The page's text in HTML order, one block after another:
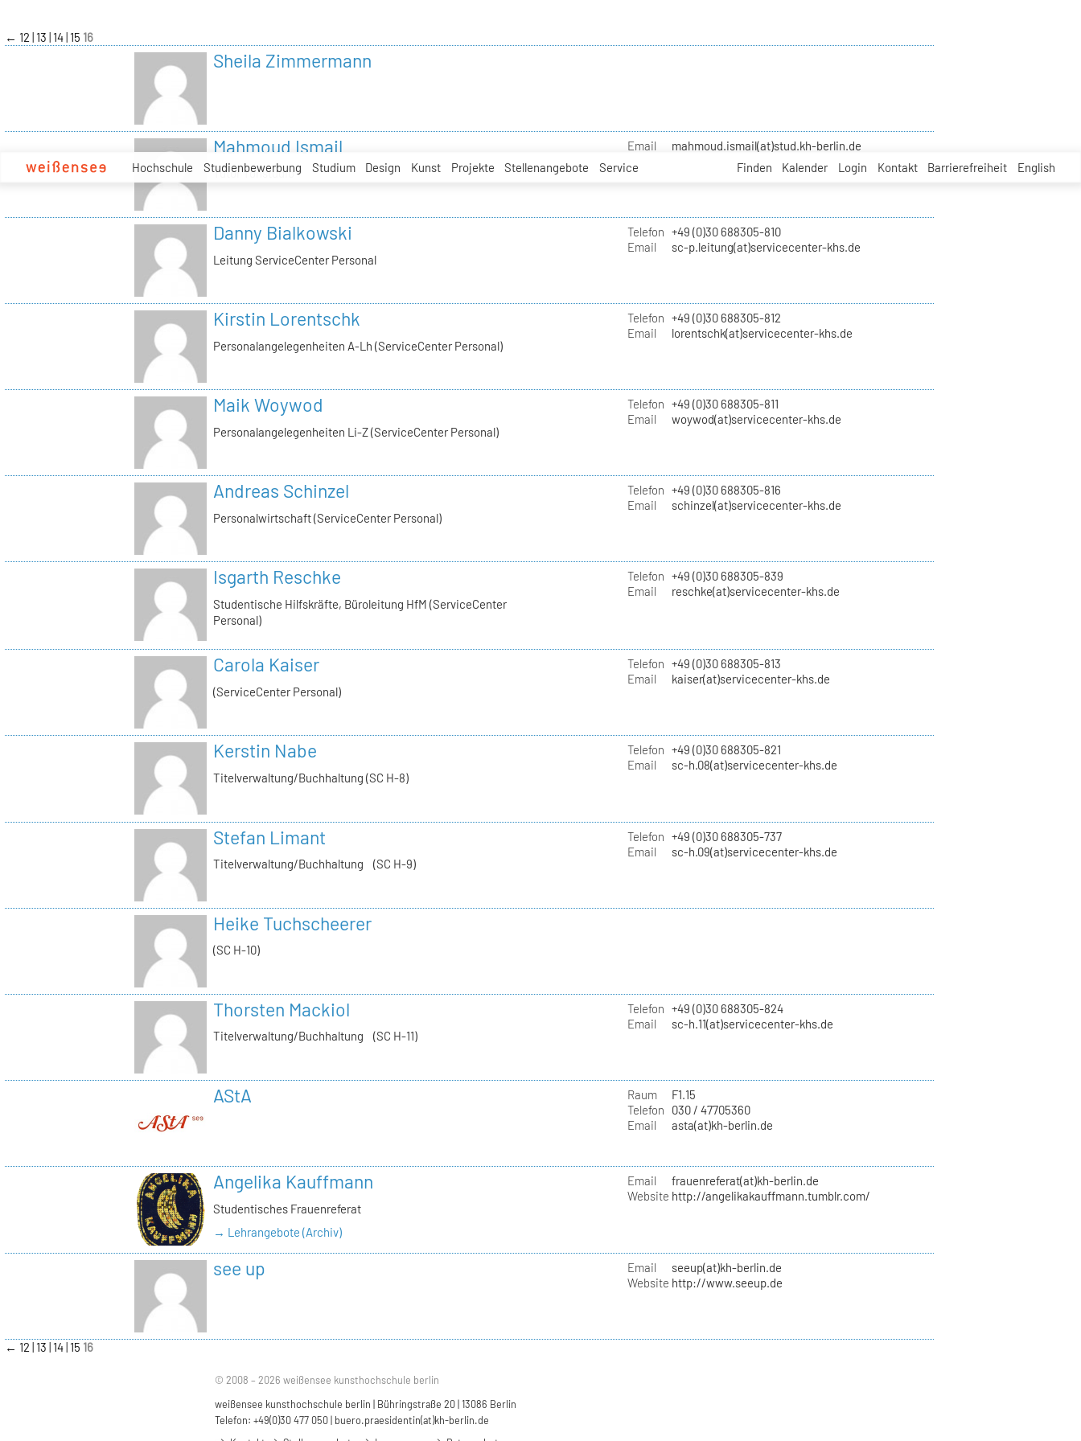
Hochschule Studienbewerbung Studium Design Kunst Projekte Stellenangebote Service Finden Kalender Login Kontakt Barrierefreiheit English
← 12 13 14 15 16
Sheila Zimmermann
Mahmoud Ismail
Tutor Tonstudio
Email mahmoud.ismail(at)stud.kh-berlin.de
Danny Bialkowski
Leitung ServiceCenter Personal
Telefon +49 (0)30 688305-810
Email
sc-p.leitung(at)servicecenter-khs.de
Kirstin Lorentschk
Personalangelegenheiten A-Lh (ServiceCenter Personal)
Telefon +49 (0)30 688305-812
Email
lorentschk(at)servicecenter-khs.de
Maik Woywod
Personalangelegenheiten Li-Z (ServiceCenter Personal)
Telefon +49 (0)30 688305-811
Email
woywod(at)servicecenter-khs.de
Andreas Schinzel
Personalwirtschaft (ServiceCenter Personal)
Telefon +49 (0)30 688305-816
Email
schinzel(at)servicecenter-khs.de
Isgarth Reschke
Studentische Hilfskräfte, Büroleitung HfM (ServiceCenter
Personal)
Telefon +49 (0)30 688305-839
Email
reschke(at)servicecenter-khs.de
Carola Kaiser
(ServiceCenter Personal)
Telefon +49 (0)30 688305-813
Email
kaiser(at)servicecenter-khs.de
Kerstin Nabe
Titelverwaltung/Buchhaltung (SC H-8)
Telefon +49 (0)30 688305-821
Email
sc-h.08(at)servicecenter-khs.de
Stefan Limant
Titelverwaltung/Buchhaltung (SC H-9)
Telefon +49 (0)30 688305-737
Email
sc-h.09(at)servicecenter-khs.de
Heike Tuchscheerer
(SC H-10)
Thorsten Mackiol
Titelverwaltung/Buchhaltung (SC H-11)
Telefon +49 (0)30 688305-824
Email
sc-h.11(at)servicecenter-khs.de
AStA Raum
F1.15
Telefon
030 / 47705360
Email
asta(at)kh-berlin.de
Angelika Kauffmann
Studentisches Frauenreferat
→ Lehrangebote (Archiv)
Email
frauenreferat(at)kh-berlin.de
Website http://angelikakauffmann.tumblr.com/
see up Email
seeup(at)kh-berlin.de
Website http://www.seeup.de
← 12 13 14 15 16
© 2008 – 2026 weißensee kunsthochschule berlin
weißensee kunsthochschule berlin | Bühringstraße 20 | 13086 Berlin
Telefon: +49(0)30 477 050 | buero.praesidentin(at)kh-berlin.de